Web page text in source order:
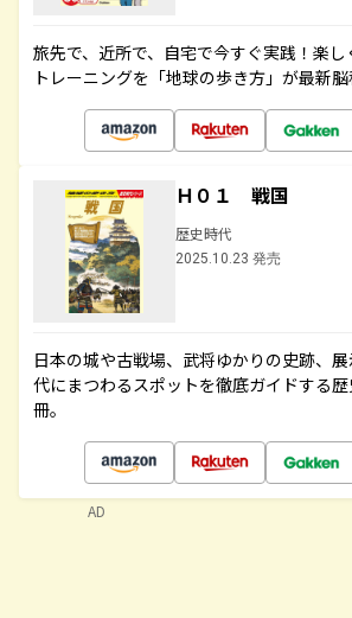
旅先で、近所で、自宅で今すぐ実践！楽
トレーニングを「地球の歩き方」が最新
Ｈ０１ 戦国
歴史時代
2025.10.23 発売
日本の城や古戦場、武将ゆかりの史跡、
代にまつわるスポットを徹底ガイドする
冊。
AD